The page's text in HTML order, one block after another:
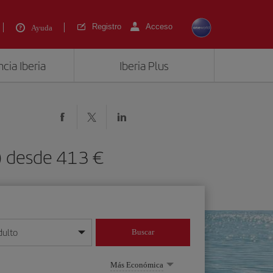
Ayuda Registro Acceso
Iberia Iberia Plus
desde 413 €
mes/año
Buscar
Más Económica